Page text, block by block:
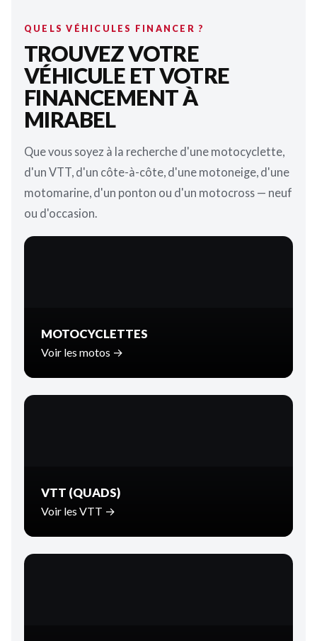
QUELS VÉHICULES FINANCER ?
TROUVEZ VOTRE
VÉHICULE ET VOTRE
FINANCEMENT À
MIRABEL
Que vous soyez à la recherche d'une motocyclette,
d'un VTT, d'un côte-à-côte, d'une motoneige, d'une
motomarine, d'un ponton ou d'un motocross — neuf
ou d'occasion.
MOTOCYCLETTES
Voir les motos →
VTT (QUADS)
Voir les VTT →